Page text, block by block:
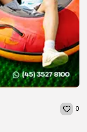
0